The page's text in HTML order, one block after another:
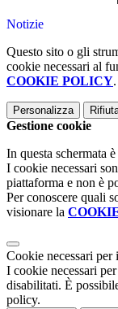
Notizie
Questo sito o gli
cookie necessari al
COOKIE POLICY.
Personalizza
Gestione cookie
In questa schermata
I cookie necessari
piattaforma e non è
Per conoscere quali
visionare la
Cookie necessari
I cookie necessari
disabilitati. È
policy.